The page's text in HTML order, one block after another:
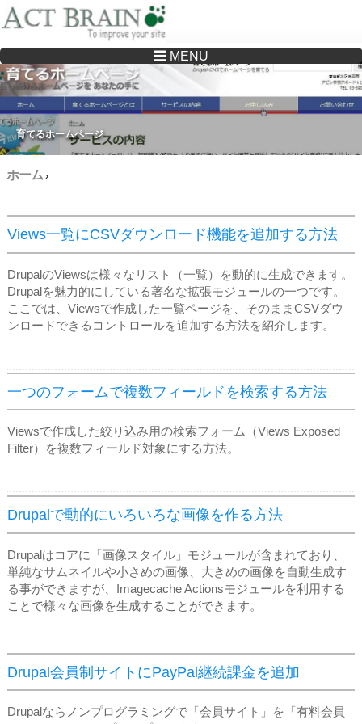
Drupalサイトの制作・保守をどこに頼んでいいか分からない方へ…まずはご相談く
ださい
☰ MENU
育てるホームページ
ホーム›
Views一覧にCSVダウンロード機能を追加する方法
DrupalのViewsは様々なリスト（一覧）を動的に生成できます。
Drupalを魅力的にしている著名な拡張モジュールの一つです。
ここでは、Viewsで作成した一覧ページを、そのままCSVダウ
ンロードできるコントロールを追加する方法を紹介します。
一つのフォームで複数フィールドを検索する方法
Viewsで作成した絞り込み用の検索フォーム（Views Exposed
Filter）を複数フィールド対象にする方法。
Drupalで動的にいろいろな画像を作る方法
Drupalはコアに「画像スタイル」モジュールが含まれており、
単純なサムネイルや小さめの画像、大きめの画像を自動生成す
る事ができますが、Imagecache Actionsモジュールを利用する
ことで様々な画像を生成することができます。
Drupal会員制サイトにPayPal継続課金を追加
Drupalならノンプログラミングで「会員サイト」を「有料会員